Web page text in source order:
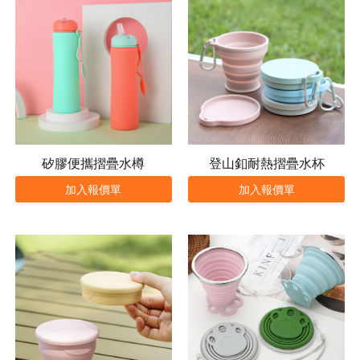
矽膠便攜摺疊水樽
加入報價單
登山釦耐熱摺疊水杯
加入報價單